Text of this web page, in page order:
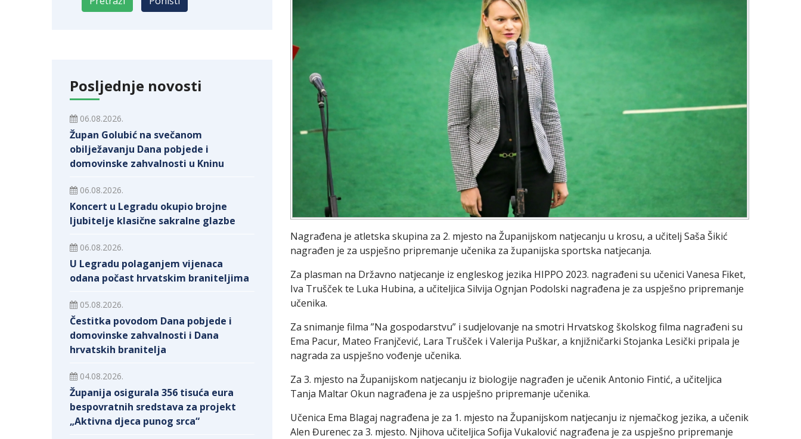
Posljednje novosti
06.08.2026.
Župan Golubić na svečanom
obilježavanju Dana pobjede i
domovinske zahvalnosti u Kninu
06.08.2026.
Koncert u Legradu okupio brojne
ljubitelje klasične sakralne glazbe
06.08.2026.
U Legradu polaganjem vijenaca
odana počast hrvatskim braniteljima
05.08.2026.
Čestitka povodom Dana pobjede i
domovinske zahvalnosti i Dana
hrvatskih branitelja
04.08.2026.
Županija osigurala 356 tisuća eura
bespovratnih sredstava za projekt
„Aktivna djeca punog srca“
Nagrađena je atletska skupina za 2. mjesto na Županijskom natjecanju u krosu, a učitelj Saša Šikić
nagrađen je za uspješno pripremanje učenika za županijska sportska natjecanja.
Za plasman na Državno natjecanje iz engleskog jezika HIPPO 2023. nagrađeni su učenici Vanesa Fiket,
Iva Trušček te Luka Hubina, a učiteljica Silvija Ognjan Podolski nagrađena je za uspješno pripremanje
učenika.
Za snimanje filma ”Na gospodarstvu” i sudjelovanje na smotri Hrvatskog školskog filma nagrađeni su
Ema Pacur, Mateo Franjčević, Lara Trušček i Valerija Puškar, a knjižničarki Stojanka Lesički pripala je
nagrada za uspješno vođenje učenika.
Za 3. mjesto na Županijskom natjecanju iz biologije nagrađen je učenik Antonio Fintić, a učiteljica
Tanja Maltar Okun nagrađena je za uspješno pripremanje učenika.
Učenica Ema Blagaj nagrađena je za 1. mjesto na Županijskom natjecanju iz njemačkog jezika, a učenik
Alen Đurenec za 3. mjesto. Njihova učiteljica Sofija Vukalović nagrađena je za uspješno pripremanje